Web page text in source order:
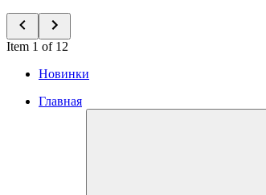
Item 1 of 12
Новинки
Главная